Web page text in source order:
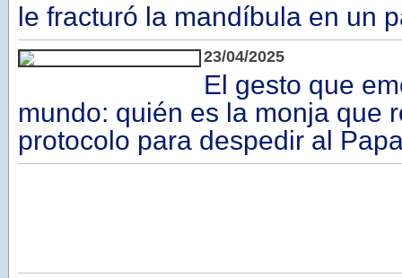
le fracturó la mandíbula en un
23/04/2025
El gesto que
mundo: quién es la monja que
protocolo para despedir al